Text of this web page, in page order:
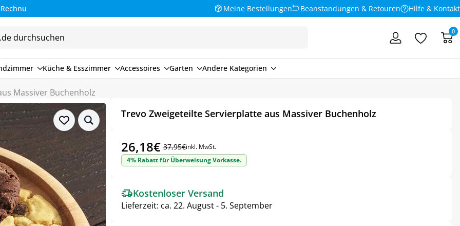
Meine Bestellungen Beanstandungen & Retouren Hilfe & Kontakt
0
Küche & Esszimmer Accessoires Garten Andere Kategorien
Massiver Buchenholz
Trevo Zweigeteilte Servierplatte aus Massiver Buchenholz
37,95€
Ursprünglicher
Preis
37,95€
26,18€
Aktueller
Preis
26,18€.
inkl. MwSt.
4% Rabatt für Überweisung Vorkasse.
Kostenloser Versand
Lieferzeit: ca. 22. August - 5. September